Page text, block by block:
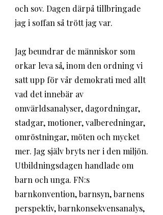
och sov. Dagen därpå tillbringade
jag i soffan så trött jag var.
Jag beundrar de människor som
orkar leva så, inom den ordning vi
satt upp för vår demokrati med allt
vad det innebär av
omvärldsanalyser, dagordningar,
stadgar, motioner, valberedningar,
omröstningar, möten och mycket
mer. Jag själv bryts ner i den miljön.
Utbildningsdagen handlade om
barn och unga. FN:s
barnkonvention, barnsyn, barnens
perspektiv, barnkonsekvensanalys,